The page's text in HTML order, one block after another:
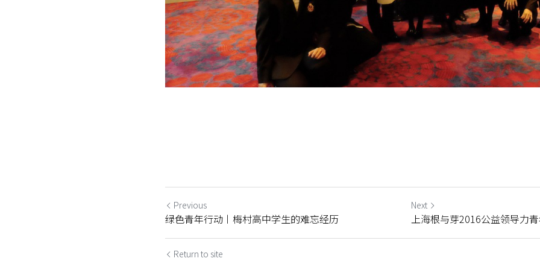
Previous
绿色青年行动丨梅村高中学生的难忘经历
Next
上海根与芽2016公益领导力
Return to site